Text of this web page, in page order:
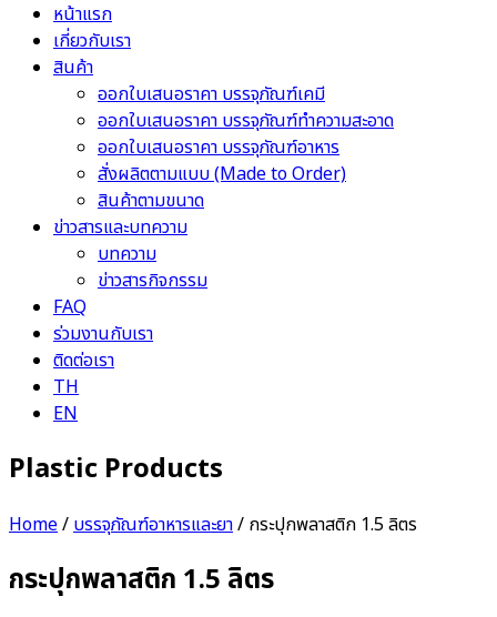
หน้าแรก
เกี่ยวกับเรา
สินค้า
ออกใบเสนอราคา บรรจุภัณฑ์เคมี
ออกใบเสนอราคา บรรจุภัณฑ์ทำความสะอาด
ออกใบเสนอราคา บรรจุภัณฑ์อาหาร
สั่งผลิตตามแบบ (Made to Order)
สินค้าตามขนาด
ข่าวสารและบทความ
บทความ
ข่าวสารกิจกรรม
FAQ
ร่วมงานกับเรา
ติดต่อเรา
TH
EN
Plastic Products
Home/บรรจุภัณฑ์อาหารและยา/ กระปุกพลาสติก 1.5 ลิตร
กระปุกพลาสติก 1.5 ลิตร